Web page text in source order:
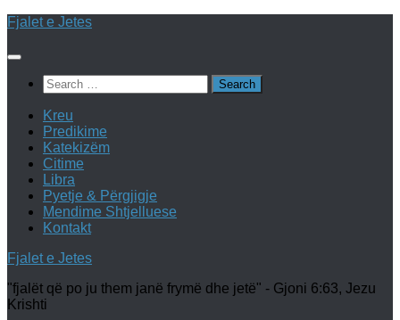
Skip
content
Fjalet e Jetes
Search
for:
Kreu
Predikime
Katekizëm
Citime
Libra
Pyetje & Përgjigje
Mendime Shtjelluese
Kontakt
Fjalet e Jetes
"fjalët që po ju them janë frymë dhe jetë" - Gjoni 6:63, Jezu
Krishti